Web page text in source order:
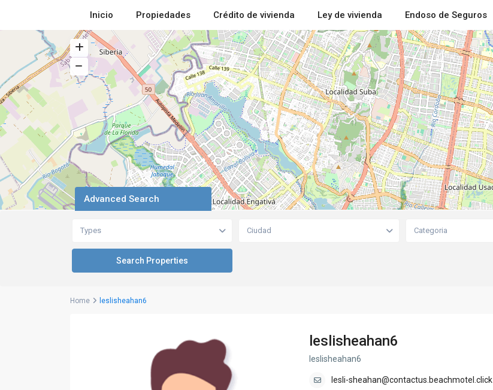
Inicio Propiedades Crédito de vivienda Ley de vivienda Endoso de Seguros
Advanced Search
Types Ciudad Categoria
Home leslisheahan6
leslisheahan6
leslisheahan6
lesli-sheahan@contactus.beachmotel.click